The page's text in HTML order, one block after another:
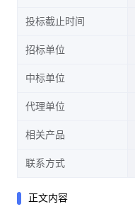
投标截止时间
招标单位
中标单位
代理单位
相关产品
联系方式
正文内容